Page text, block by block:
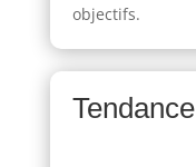
objectifs.
Tendance